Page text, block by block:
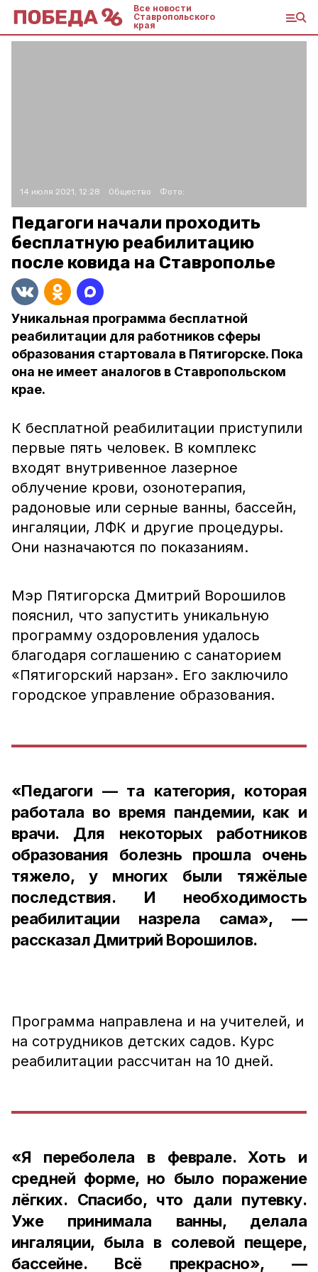
Все новости
Ставропольского
края
14 июля 2021, 12:28 Общество Фото:
Педагоги начали проходить
бесплатную реабилитацию
после ковида на Ставрополье
Уникальная программа бесплатной
реабилитации для работников сферы
образования стартовала в Пятигорске. Пока
она не имеет аналогов в Ставропольском
крае.
К бесплатной реабилитации приступили
первые пять человек. В комплекс
входят внутривенное лазерное
облучение крови, озонотерапия,
радоновые или серные ванны, бассейн,
ингаляции, ЛФК и другие процедуры.
Они назначаются по показаниям.
Мэр Пятигорска Дмитрий Ворошилов
пояснил, что запустить уникальную
программу оздоровления удалось
благодаря соглашению с санаторием
«Пятигорский нарзан». Его заключило
городское управление образования.
«Педагоги — та категория, которая
работала во время пандемии, как и
врачи. Для некоторых работников
образования болезнь прошла очень
тяжело, у многих были тяжёлые
последствия. И необходимость
реабилитации назрела сама», —
рассказал Дмитрий Ворошилов.
Программа направлена и на учителей, и
на сотрудников детских садов. Курс
реабилитации рассчитан на 10 дней.
«Я переболела в феврале. Хоть и
средней форме, но было поражение
лёгких. Спасибо, что дали путевку.
Уже принимала ванны, делала
ингаляции, была в солевой пещере,
бассейне. Всё прекрасно», —